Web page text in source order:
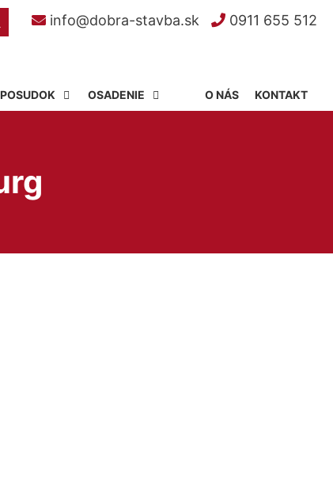
info@dobra-stavba.sk 0911 655 512
OSADENIE KONTAKT
O NÁS